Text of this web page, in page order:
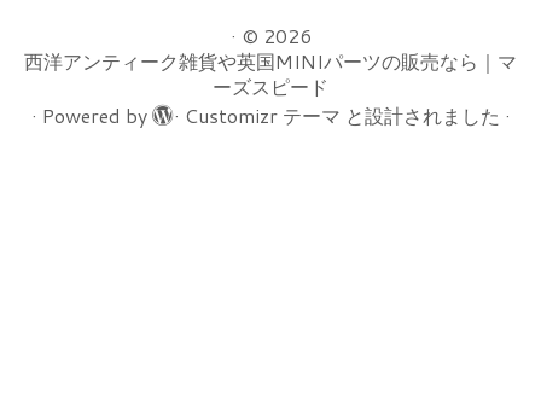
· © 2026
西洋アンティーク雑貨や英国MINIパーツの販売なら｜マ
ーズスピード
· Powered by · Customizr テーマ と設計されました ·